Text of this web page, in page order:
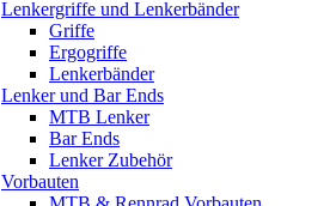
Lenkergriffe und Lenkerbänder
Griffe
Ergogriffe
Lenkerbänder
Lenker und Bar Ends
MTB Lenker
Bar Ends
Lenker Zubehör
Vorbauten